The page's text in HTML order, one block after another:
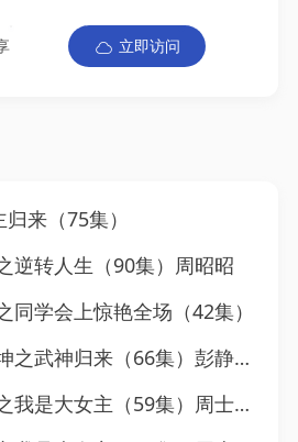
立即访问
来（75集）
逆转人生（90集）周昭昭
同学会上惊艳全场（42集）
神归来（66集）彭静娴&阮妹陛
大女主（59集）周士超＆杨晨璐